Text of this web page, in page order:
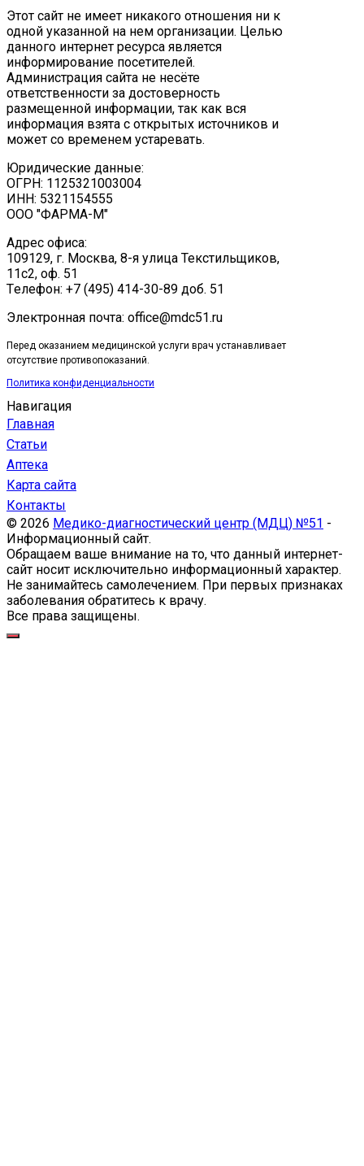
Этот сайт не имеет никакого отношения ни к
одной указанной на нем организации. Целью
данного интернет ресурса является
информирование посетителей.
Администрация сайта не несёте
ответственности за достоверность
размещенной информации, так как вся
информация взята с открытых источников и
может со временем устаревать.
Юридические данные:
ОГРН: 1125321003004
ИНН: 5321154555
ООО "ФАРМА-М"
Адрес офиса:
109129, г. Москва, ​8-я улица Текстильщиков,
11с2, оф. 51
Tелефон: +7 (495) 414-30-89 доб. 51
Электронная почта: office@mdc51.ru
Перед оказанием медицинской услуги врач устанавливает
отсутствие противопоказаний.
Политика конфиденциальности
Навигация
Главная
Статьи
Аптека
Карта сайта
Контакты
© 2026 Медико-диагностический центр (МДЦ) №51 -
Информационный сайт.
Обращаем ваше внимание на то, что данный интернет-
сайт носит исключительно информационный характер.
Не занимайтесь самолечением. При первых признаках
заболевания обратитесь к врачу.
Все права защищены.